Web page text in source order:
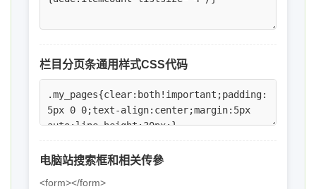
栏目分页条通用样式CSS代码
电脑站搜索框和相关传參
<form></form>